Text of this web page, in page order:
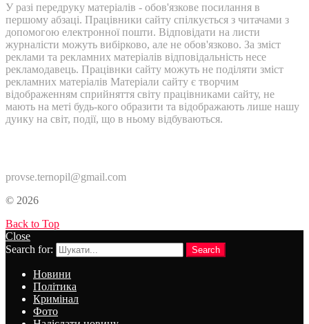
У разі передруку матеріалів - обов'язкове посилання в
першому абзаці. Працівники сайту спілкується з читачами з
допомогою електронної пошти. Відповідати на листи
журналісти можуть вибірково, але не обов'язково. За зміст
реклами та рекламних матеріалів відповідальність несе
рекламодавець. Працівнки сайту можуть не поділяти зміст
рекламних матеріалів Матеріали сайту є творчим
відображенням сприйняття світу працівниками сайту, не
мають на меті будь-кого образити та відображають лише нашу
дуику на світ, події, що в ньому відбуваються.
provse.ternopil@gmail.com
© 2026
Back to Top
Close
Search for:
Search
Новини
Політика
Кримінал
Фото